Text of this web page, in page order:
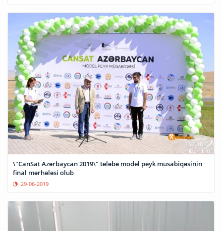
\"CanSat Azərbaycan 2019\" tələbə model peyk müsabiqəsinin
final mərhələsi olub
29-06-2019